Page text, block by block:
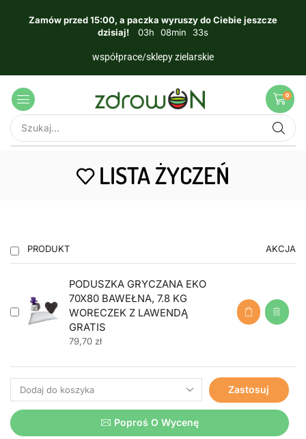
Zamów przed 15:00, a paczka wyruszy do Ciebie jeszcze
dzisiaj!
03h 08min 33s
współprace/sklepy zielarskie
0
LISTA ŻYCZEŃ
PRODUKT AKCJA
PODUSZKA GRYCZANA EKO
70X80 BAWEŁNA, 7.8 KG
WORECZEK Z LAWENDĄ
GRATIS
79,70 zł
Zastosuj
Poproś O Wycenę